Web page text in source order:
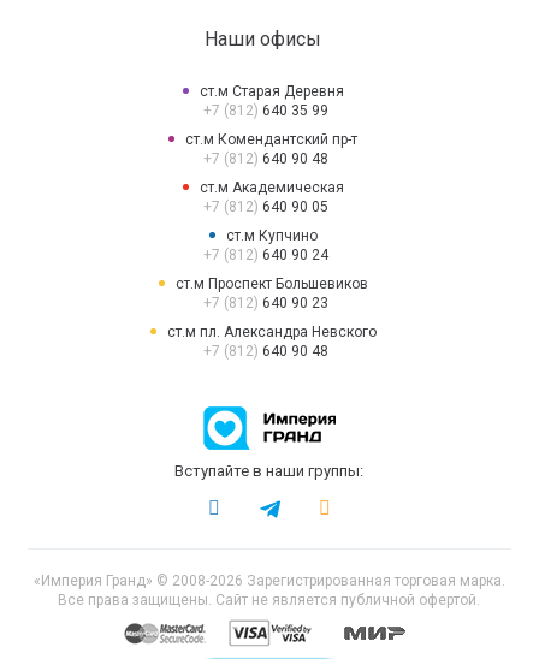
Наши офисы
ст.м Старая Деревня
+7 (812) 640 35 99
ст.м Комендантский пр-т
+7 (812) 640 90 48
ст.м Академическая
+7 (812) 640 90 05
ст.м Купчино
+7 (812) 640 90 24
ст.м Проспект Большевиков
+7 (812) 640 90 23
ст.м пл. Александра Невского
+7 (812) 640 90 48
Вступайте в наши группы:
«Империя Гранд» © 2008-2026 Зарегистрированная торговая марка.
Все права защищены. Сайт не является публичной офертой.